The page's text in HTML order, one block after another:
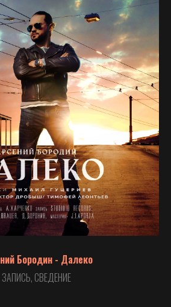
Бородин - Далеко
ЗАПИСЬ, СВЕДЕНИЕ